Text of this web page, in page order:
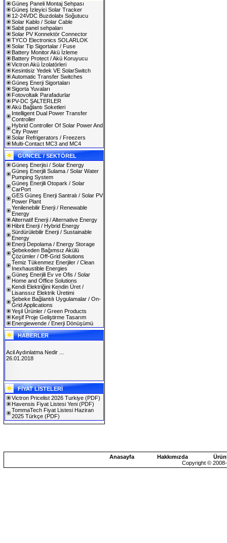
Güneş Paneli Montaj Sehpası
Güneş İzleyici Solar Tracker
12-24VDC Buzdolabı Soğutucu
Solar Kablo / Solar Cable
Sabit panel sehpaları
Solar PV Konnektör Connector
TYCO Electronics SOLARLOK
Solar Tip Sigortalar / Fuse
Battery Monitor Akü İzleme
Battery Protect / Akü Koruyucu
Victron Akü İzolatörleri
Kesintisiz Yedek VE SolarSwitch
Automatic Transfer Switches
Güneş Enerji Sigortaları
Sigorta Yuvaları
Fotovoltaik Parafadurlar
PV-DC ŞALTERLER
Akü Bağlantı Soketleri
Intelligent Dual Power Transfer
Controller
Hybrid Controller Of Solar Power And
City Power
Solar Refrigerators / Freezers
Multi-Contact MC3 and MC4
GÜNCEL / SEKTÖREL
Güneş Enerjisi / Solar Energy
Güneş Enerjili Sulama / Solar Water
Pumping System
Güneş Enerjili Otopark / Solar
CarPort
GES Güneş Enerji Santralı / Solar PV
Power Plant
Yenilenebilir Enerji / Renewable
Energy
Alternatif Enerji / Alternative Energy
Hibrit Enerji / Hybrid Energy
Sürdürülebilir Enerji / Sustainable
Energy
Enerji Depolama / Energy Storage
Şebekeden Bağımsız Akülü
Çözümler / Off-Grid Solutions
Temiz Tükenmez Enerjiler / Clean
Inexhaustible Energies
Güneş Enerjili Ev ve Ofis / Solar
Home and Office Solutions
Kendi Elektriğini Kendin Üret /
Lisanssız Elektrik Üretimi
Şebeke Bağlantılı Uygulamalar / On-
Grid Applications
Yeşil Ürünler / Green Products
Keşif Proje Geliştirme Tasarım
Energiewende / Enerji Dönüşümü
HABERLER
SOLAREX ISTANBUL 2019
30.01.2019
Acil Aydınlatma Nedir ...
26.01.2018
FİYAT LİSTELERİ
Victron Pricelist 2026 Turkiye (PDF)
Havensis Fiyat Listesi Yeni (PDF)
TommaTech Fiyat Listesi Haziran
2025 Türkçe (PDF)
Anasayfa Hakkımızda
Copyright ©